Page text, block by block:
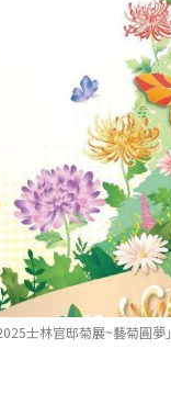
士林官邸菊展~藝菊圓夢」